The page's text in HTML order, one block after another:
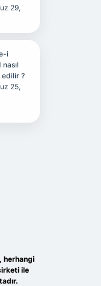
29,
i
edilir ?
25,
herhangi
ile